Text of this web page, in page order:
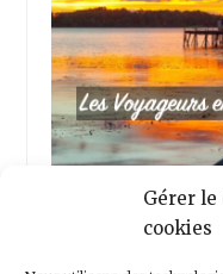
Gérer le
cookies